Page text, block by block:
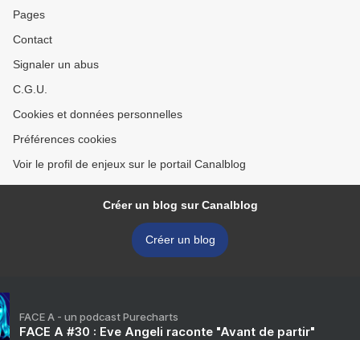
Pages
Contact
Signaler un abus
C.G.U.
Cookies et données personnelles
Préférences cookies
Voir le profil de enjeux sur le portail Canalblog
Créer un blog sur Canalblog
Créer un blog
FACE A - un podcast Purecharts
FACE A #30 : Eve Angeli raconte "Avant de partir"